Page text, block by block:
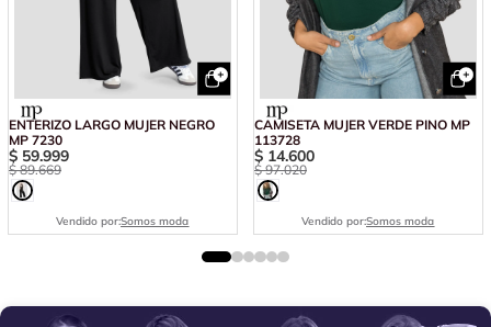
ENTERIZO LARGO MUJER NEGRO
MP 7230
$ 59.999
$ 89.669
Vendido por:Somos moda
CAMISETA MUJER VERDE PINO MP
113728
$ 14.600
$ 97.020
Vendido por:Somos moda